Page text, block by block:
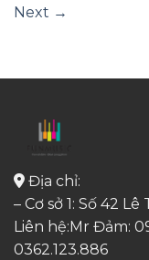
Next →
Địa chỉ:
– Cơ sở 1: Số 42
Liên hệ:Mr Đảm:
0362.123.886